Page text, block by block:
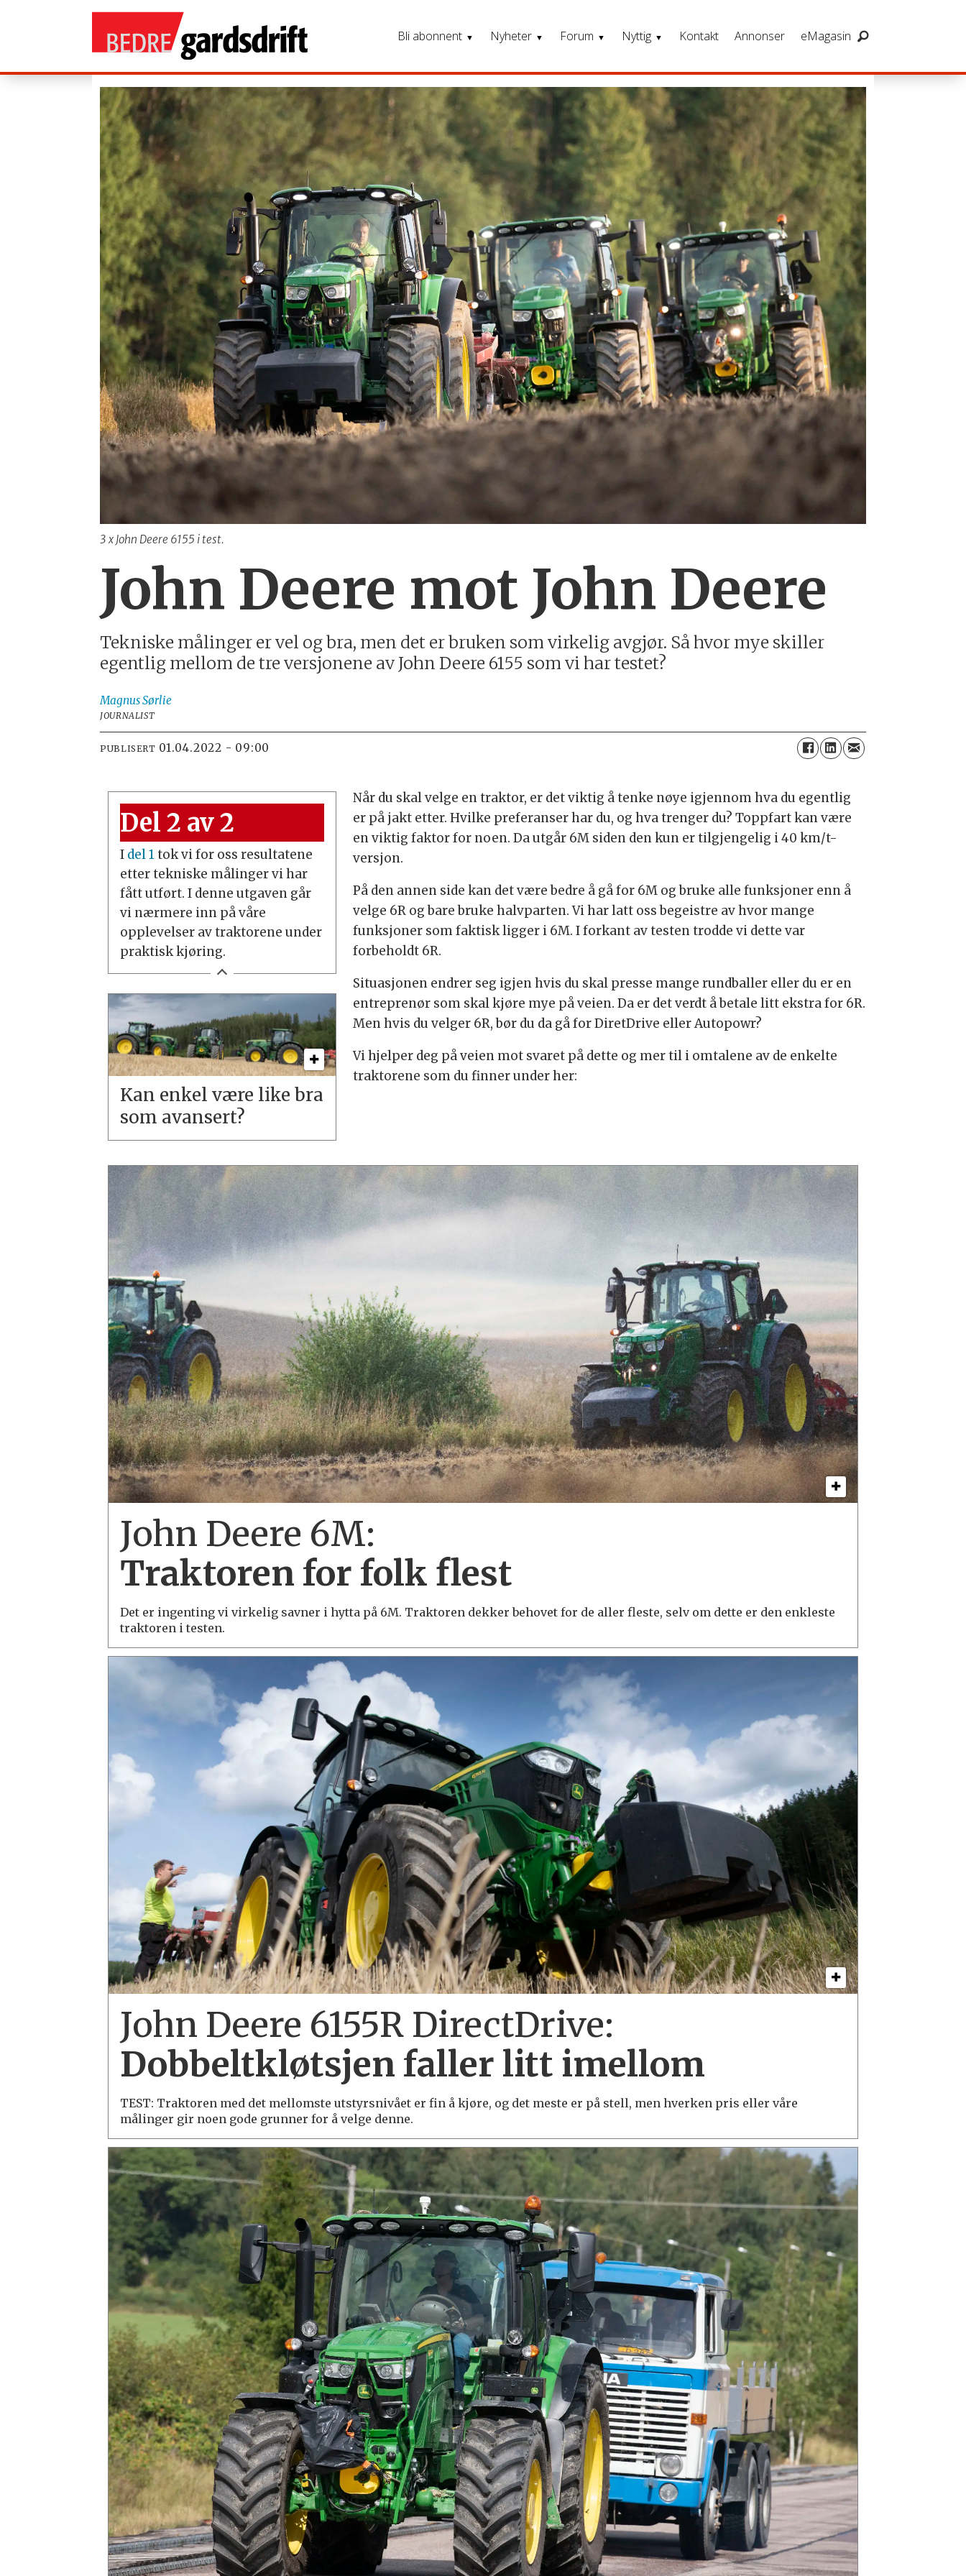
Bli abonnent Nyheter Forum Nyttig Kontakt Annonser eMagasin
3 x John Deere 6155 i test.
John Deere mot John Deere
Tekniske målinger er vel og bra, men det er bruken som virkelig avgjør. Så hvor mye skiller
egentlig mellom de tre versjonene av John Deere 6155 som vi har testet?
MagnusSørlie
JOURNALIST
PUBLISERT 01.04.2022 - 09:00
Del 2 av 2
I del 1 tok vi for oss resultatene
etter tekniske målinger vi har
fått utført. I denne utgaven går
vi nærmere inn på våre
opplevelser av traktorene under
praktisk kjøring.
Kan enkel være like bra
som avansert?
Når du skal velge en traktor, er det viktig å tenke nøye igjennom hva du egentlig
er på jakt etter. Hvilke preferanser har du, og hva trenger du? Toppfart kan være
en viktig faktor for noen. Da utgår 6M siden den kun er tilgjengelig i 40 km/t-
versjon.
På den annen side kan det være bedre å gå for 6M og bruke alle funksjoner enn å
velge 6R og bare bruke halvparten. Vi har latt oss begeistre av hvor mange
funksjoner som faktisk ligger i 6M. I forkant av testen trodde vi dette var
forbeholdt 6R.
Situasjonen endrer seg igjen hvis du skal presse mange rundballer eller du er en
entreprenør som skal kjøre mye på veien. Da er det verdt å betale litt ekstra for 6R.
Men hvis du velger 6R, bør du da gå for DiretDrive eller Autopowr?
Vi hjelper deg på veien mot svaret på dette og mer til i omtalene av de enkelte
traktorene som du finner under her:
John Deere 6M:
Traktoren for folk flest
Det er ingenting vi virkelig savner i hytta på 6M. Traktoren dekker behovet for de aller fleste, selv om dette er den enkleste
traktoren i testen.
John Deere 6155R DirectDrive:
Dobbeltkløtsjen faller litt imellom
TEST: Traktoren med det mellomste utstyrsnivået er fin å kjøre, og det meste er på stell, men hverken pris eller våre
målinger gir noen gode grunner for å velge denne.